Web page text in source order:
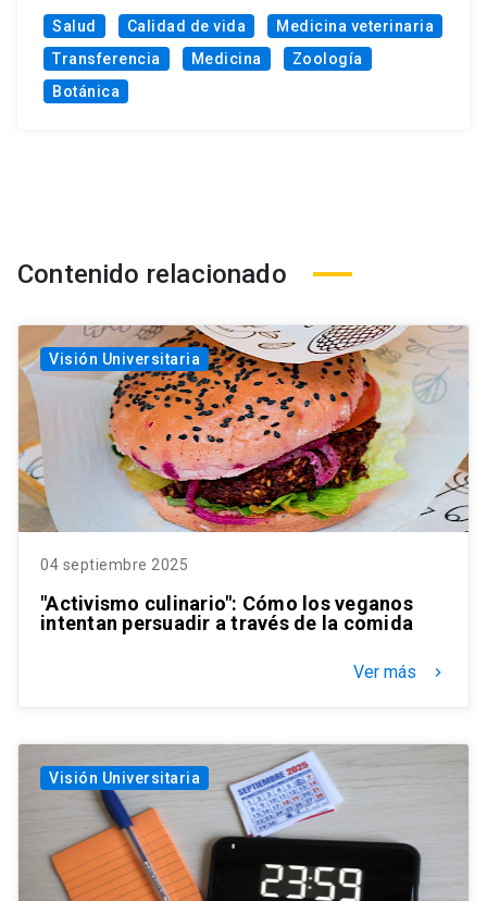
Salud Calidad de vida
Medicina veterinaria
Transferencia
Medicina
Zoología
Botánica
Contenido relacionado
Visión Universitaria
04 septiembre 2025
"Activismo culinario": Cómo los veganos
intentan persuadir a través de la comida
Ver más keyboard_arrow_right
Visión Universitaria